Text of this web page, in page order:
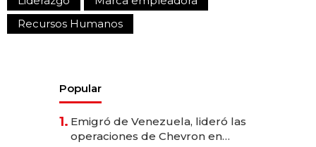
Recursos Humanos
Popular
1. Emigró de Venezuela, lideró las
operaciones de Chevron en